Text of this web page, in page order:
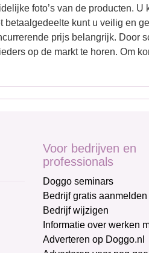
foto’s van de producten.
betaalgedeelte kunt u veilig en
prijs belangrijk. Door
op de markt te horen. Om
Voor bedrijven en
professionals
Doggo seminars
Bedrijf gratis aanmelden
Bedrijf wijzigen
Informatie over werken
Adverteren op Doggo.nl